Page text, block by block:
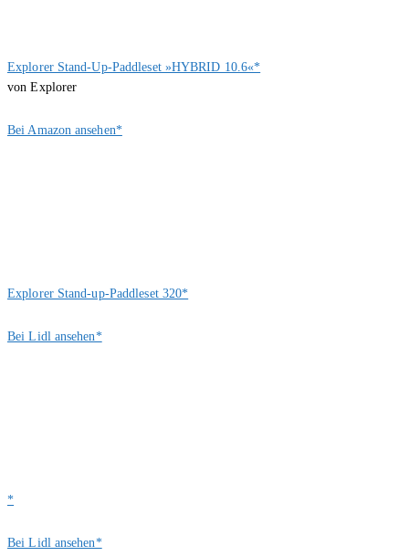
Explorer Stand-Up-Paddleset »HYBRID 10.6«*
von Explorer
Bei Amazon ansehen*
Explorer Stand-up-Paddleset 320*
Bei Lidl ansehen*
*
Bei Lidl ansehen*